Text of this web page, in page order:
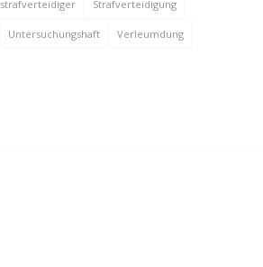
strafverteidiger Strafverteidigung
Untersuchungshaft Verleumdung